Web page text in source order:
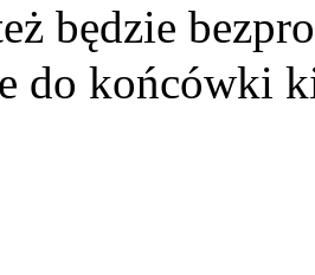
będzie
do końcówki